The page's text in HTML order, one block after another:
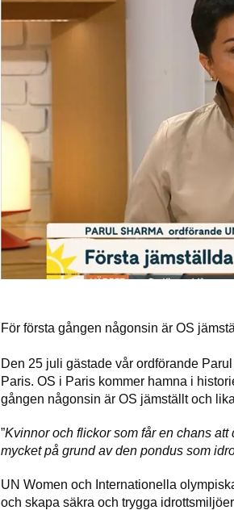
För första gången någonsin är OS
Den 25 juli gästade vår ordförande
Paris. OS i Paris kommer hamna i
gången någonsin är OS jämställt och
”Kvinnor och flickor som får en chans
mycket på grund av den pondus som
UN Women och Internationella
och skapa säkra och trygga